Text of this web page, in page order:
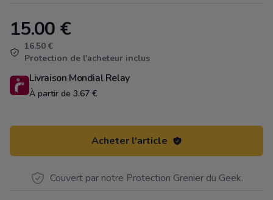
Product information
15.00 €
16.50 €
Protection de l'acheteur inclus
Livraison Mondial Relay
À partir de 3.67 €
Acheter l'article
Couvert par notre Protection Grenier du Geek.